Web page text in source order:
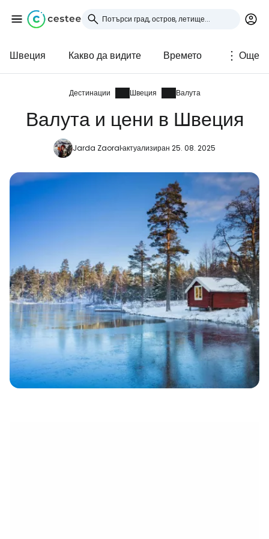
Швеция Какво да видите Времето Още
Дестинации Швеция Валута
Валута и цени в Швеция
Jarda Zaoralактуализиран 25. 08. 2025
Влезте в Cestee
... световната общност на туристите
Продължете с Google
Продължете с Facebook
Продължете с имейл